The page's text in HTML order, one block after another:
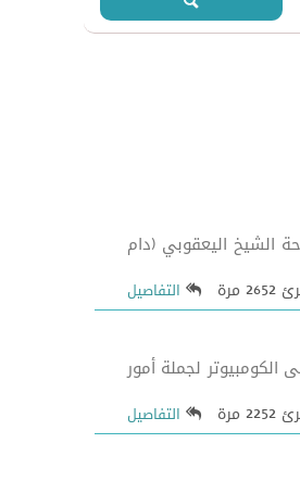
الشيخ اليعقوبي (دام
مرة
التفاصيل
لجملة أمور
مرة التفاصيل